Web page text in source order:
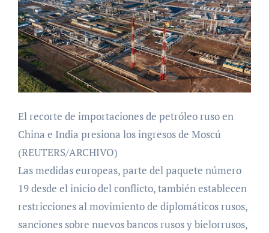
El recorte de importaciones de petróleo ruso en
China e India presiona los ingresos de Moscú
(REUTERS/ARCHIVO)
Las medidas europeas, parte del paquete número
19 desde el inicio del conflicto, también establecen
restricciones al movimiento de diplomáticos rusos,
sanciones sobre nuevos bancos rusos y bielorrusos,